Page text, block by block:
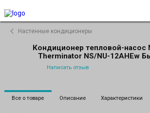
Настенные кондиционеры
Кондиционер тепловой-насос
Therminator NS/NU-12AHEw
Написать отзыв
Все о товаре Описание Характеристики